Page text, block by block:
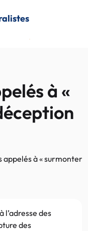
à «
appelés à « surmonter
l’adresse des
des